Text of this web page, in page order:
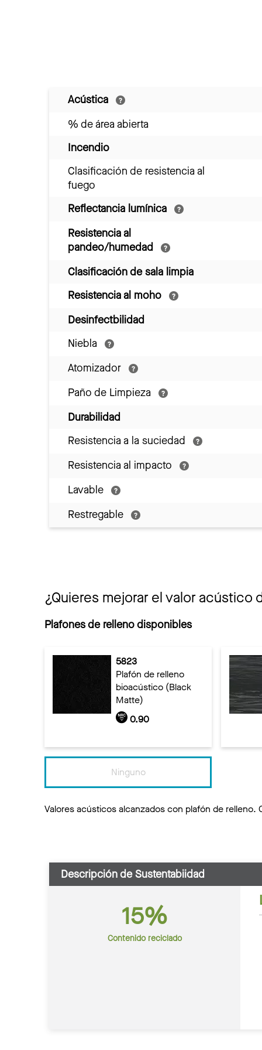
Acústica
% de área abierta
Incendio
Clasificación de resistencia al
fuego
Reflectancia lumínica
Resistencia al
pandeo/humedad
Clasificación de sala limpia
Resistencia al moho
Desinfectbilidad
Niebla
Atomizador
Paño de Limpieza
Durabilidad
Resistencia a la suciedad
Resistencia al impacto
Lavable
Restregable
¿Quieres mejorar el valor acústico
Plafones de relleno disponibles
5823
Plafón de relleno
bioacústico (Black
Matte)
0.90
Ninguno
Valores acústicos alcanzados con plafón de
Descripción de Sustentabiidad
15%
Contenido reciclado